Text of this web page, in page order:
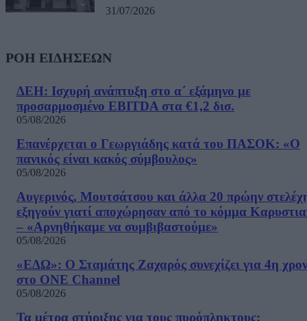
31/07/2026
ΡΟΗ ΕΙΔΗΣΕΩΝ
ΔΕΗ: Ισχυρή ανάπτυξη στο α΄ εξάμηνο με
προσαρμοσμένο EBITDA στα €1,2 δισ.
05/08/2026
Επανέρχεται ο Γεωργιάδης κατά του ΠΑΣΟΚ: «Ο
πανικός είναι κακός σύμβουλος»
05/08/2026
Αυγερινός, Μουτσάτσου και άλλα 20 πρώην
εξηγούν γιατί αποχώρησαν από το κόμμα
– «Αρνηθήκαμε να συμβιβαστούμε»
05/08/2026
«ΕΔΩ»: Ο Σταμάτης Ζαχαρός συνεχίζει για 4η
στο ONE Channel
05/08/2026
Τα μέτρα στήριξης για τους πυρόπληκτους: